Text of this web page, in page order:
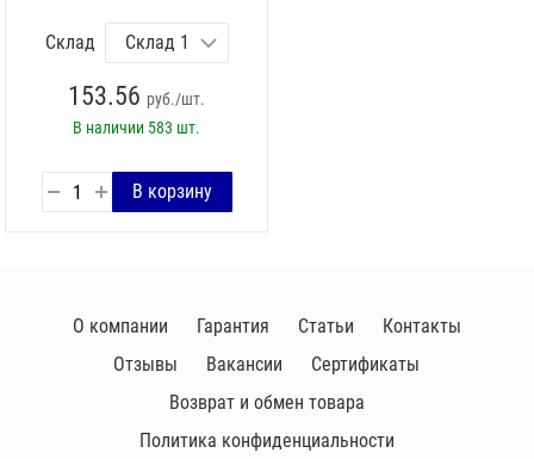
Склад
153.56 руб./шт.
В наличии 583 шт.
О компании Гарантия Статьи
Контакты
Отзывы
Вакансии
Сертификаты
Возврат и обмен товара
Политика конфиденциальности